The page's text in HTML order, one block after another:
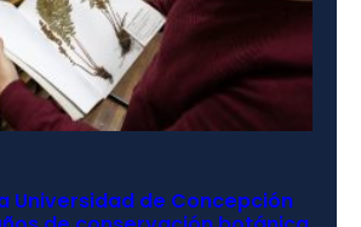
Universidad de Concepción